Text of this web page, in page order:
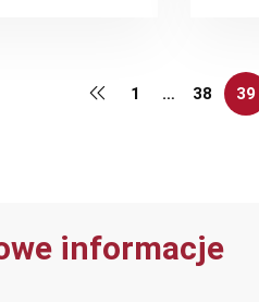
1 … 38 39
informacje